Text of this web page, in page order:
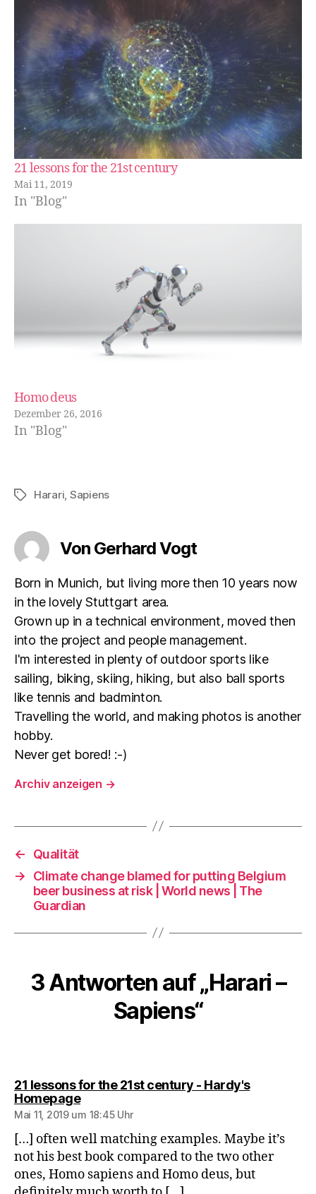
21 lessons for the 21st century
Mai 11, 2019
In "Blog"
Homo deus
Dezember 26, 2016
In "Blog"
Schlagwörter
Harari Sapiens
Von Gerhard Vogt
Born in Munich, but living more then 10 years now
in the lovely Stuttgart area.
Grown up in a technical environment, moved then
into the project and people management.
I'm interested in plenty of outdoor sports like
sailing, biking, skiing, hiking, but also ball sports
like tennis and badminton.
Travelling the world, and making photos is another
hobby.
Never get bored! :-)
Archiv anzeigen →
←
Qualität
→
Climate change blamed for putting Belgium
beer business at risk | World news | The
Guardian
3 Antworten auf „Harari –
Sapiens“
21 lessons for the 21st century - Hardy's
Homepagesagt:
Mai 11, 2019 um 18:45 Uhr
[…] often well matching examples. Maybe it’s
not his best book compared to the two other
ones, Homo sapiens and Homo deus, but